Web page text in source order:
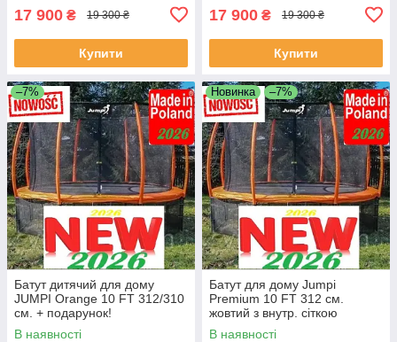
17 900 ₴ 19 300 ₴
Купити
17 900 ₴ 19 300 ₴
Купити
–7%
Батут дитячий для дому
JUMPI Orange 10 FT 312/310
см. + подарунок!
В наявності
Новинка –7%
Батут для дому Jumpi
Premium 10 FT 312 см.
жовтий з внутр. сіткою
В наявності